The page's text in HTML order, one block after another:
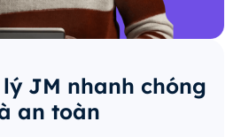
JM nhanh chóng
an toàn